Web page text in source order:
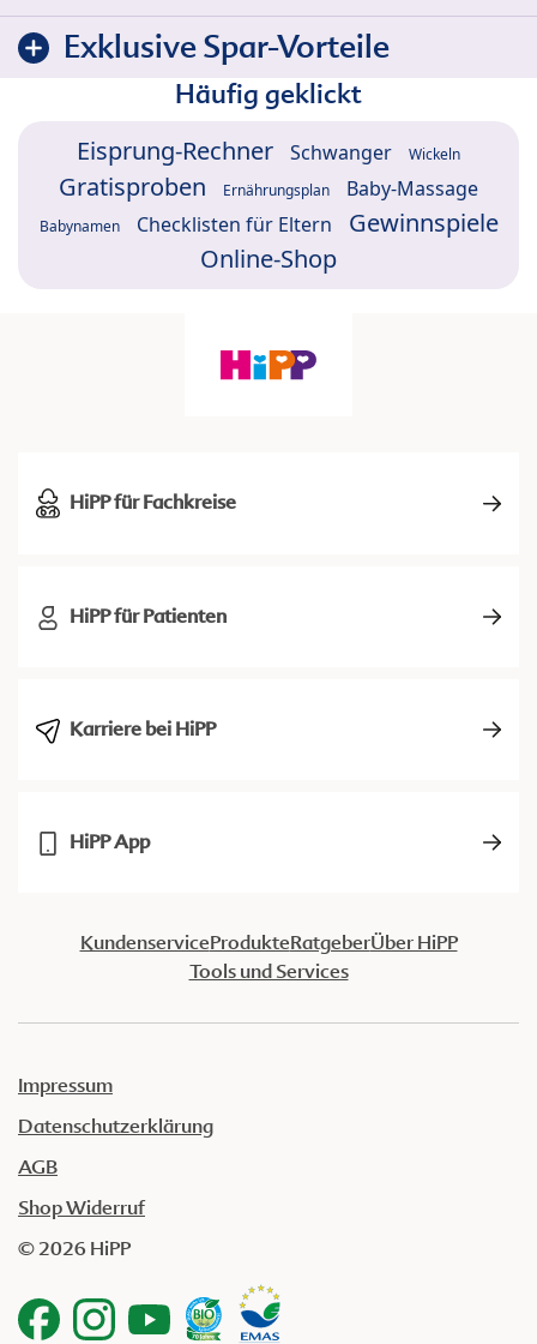
Exklusive Spar-Vorteile
Häufig geklickt
Eisprung-Rechner Schwanger Wickeln
Gratisproben Ernährungsplan Baby-Massage
Babynamen Checklisten für Eltern
Gewinnspiele
Online-Shop
HiPP für Fachkreise
HiPP für Patienten
Karriere bei HiPP
HiPP App
KundenserviceProdukteRatgeberÜber HiPP
Tools und Services
Impressum
Datenschutzerklärung
AGB
Shop Widerruf
© 2026 HiPP